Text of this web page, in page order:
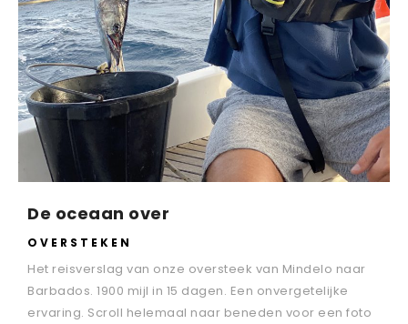
De oceaan over
OVERSTEKEN
Het reisverslag van onze oversteek van Mindelo naar
Barbados. 1900 mijl in 15 dagen. Een onvergetelijke
ervaring. Scroll helemaal naar beneden voor een foto